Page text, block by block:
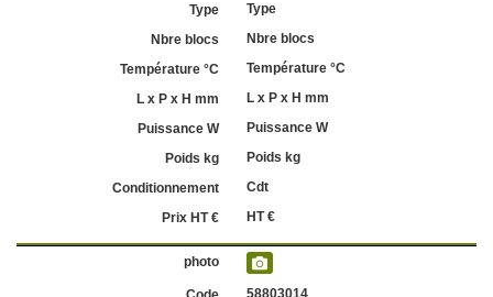
Type
Nbre blocs
Température °C
L x P x H mm
Puissance W
Poids kg
Cdt
HT €